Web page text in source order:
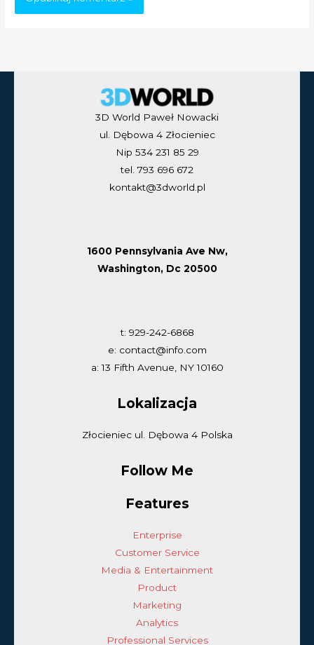
3D World Paweł Nowacki
ul. Dębowa 4 Złocieniec
Nip 534 231 85 29
tel. 793 696 672
kontakt@3dworld.pl
1600 Pennsylvania Ave Nw,
Washington, Dc 20500
t: 929-242-6868
e: contact@info.com
a: 13 Fifth Avenue, NY 10160
Lokalizacja
Złocieniec ul. Dębowa 4 Polska
Follow Me
Features
Enterprise
Customer Service
Media & Entertainment
Product
Marketing
Analytics
Professional Services